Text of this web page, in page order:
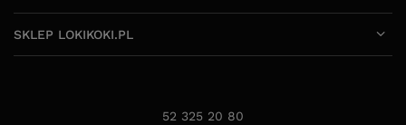
SKLEP LOKIKOKI.PL
52 325 20 80